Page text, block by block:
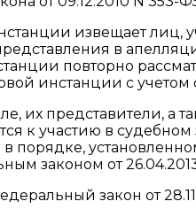
извещает лиц,
в
повторно
инстанции с
их представители, а
к участию в
законом от
закон от